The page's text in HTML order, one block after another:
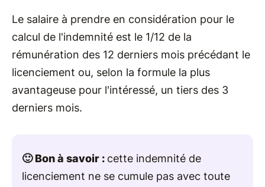
Le salaire à prendre en considération pour le
calcul de l'indemnité est le 1/12 de la
rémunération des 12 derniers mois précédant le
licenciement ou, selon la formule la plus
avantageuse pour l'intéressé, un tiers des 3
derniers mois.
🙂 Bon à savoir : cette indemnité de
licenciement ne se cumule pas avec toute